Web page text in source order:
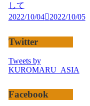
して
2022/10/04
2022/10/05
Twitter
Tweets by
KUROMARU_ASIA
Facebook